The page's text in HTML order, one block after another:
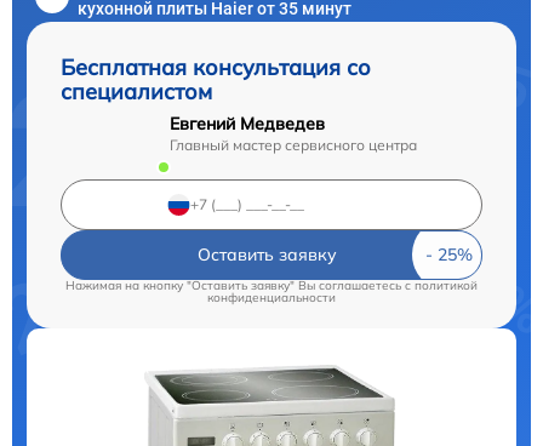
кухонной плиты Haier от 35 минут
Бесплатная консультация со
специалистом
Евгений Медведев
Главный мастер сервисного центра
Оставить заявку
Нажимая на кнопку "Оставить заявку" Вы соглашаетесь cполитикой
конфиденциальности